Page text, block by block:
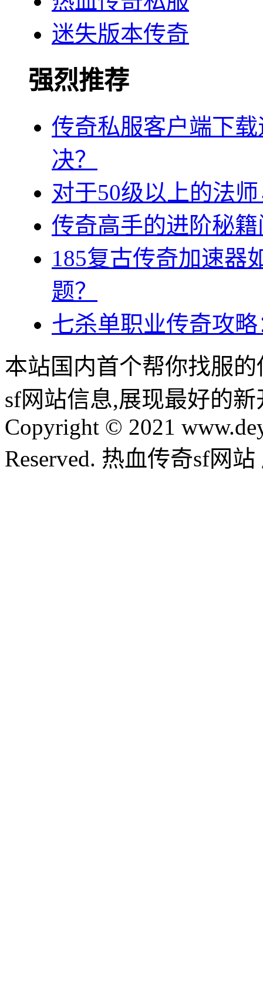
迷失版本传奇
强烈推荐
传奇私服客户端下
决？
对于50级以上的法
传奇高手的进阶秘
185复古传奇加速器
题？
七杀单职业传奇攻
本站国内首个帮你找服
sf网站信息,展现最好的
Copyright © 2021
Reserved. 热血传奇sf网